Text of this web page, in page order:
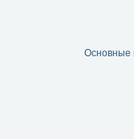
Основные